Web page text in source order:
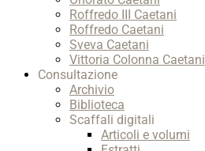
Roffredo III Caetani
Roffredo Caetani
Sveva Caetani
Vittoria Colonna Caetani
Consultazione
Archivio
Biblioteca
Scaffali digitali
Articoli e volumi